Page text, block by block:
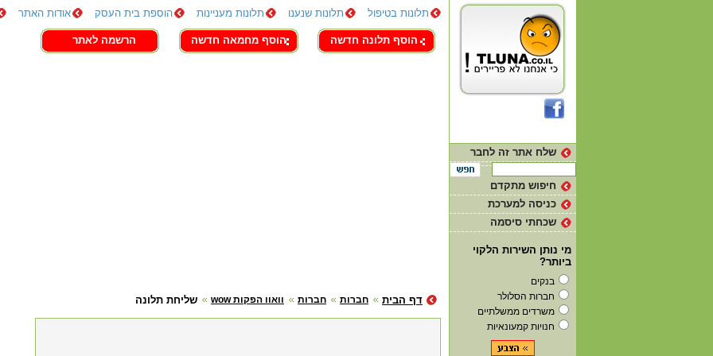
תלונות בטיפול תלונות שנענו תלונות מעניינות הוספת בית העסק אודות האתר
צור קשר
הוסף תלונה חדשה הוסף מחמאה חדשה הרשמה לאתר
שליחת תלונה וואוו הפקות wow חברות חברות דף הבית
שלח אתר זה לחבר
חיפוש מתקדם
כניסה למערכת
שכחתי סיסמה
מי נותן השירות הלקוי
ביותר?
בנקים
חברות הסלולר
משרדים ממשלתיים
חנויות קמעונאיות